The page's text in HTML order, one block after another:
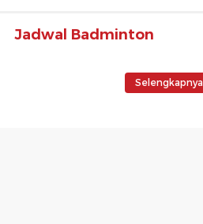
Jadwal Badminton
Selengkapnya